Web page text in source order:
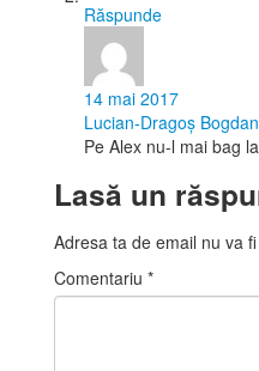
Răspunde
14 mai 2017
Lucian-Dragoş Bogdan
Pe Alex nu-l mai bag
Lasă un
Adresa ta de email nu va
Comentariu *